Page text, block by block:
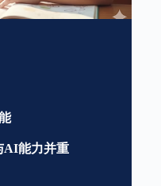
AI能力并重